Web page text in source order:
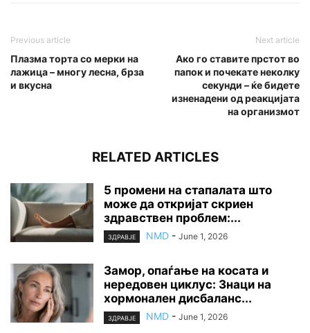
Previous article
Плазма торта со мерки на
лажица – многу лесна, брза
и вкусна
Next article
Ако го ставите прстот во
папок и почекате неколку
секунди – ќе бидете
изненадени од реакцијата
на организмот
RELATED ARTICLES
5 промени на стапалата што
може да откријат скриен
здравствен проблем:...
ЗДРАВЈЕ NMD - June 1, 2026
Замор, опаѓање на косата и
нередовен циклус: Знаци на
хормонален дисбаланс...
ЗДРАВЈЕ NMD - June 1, 2026